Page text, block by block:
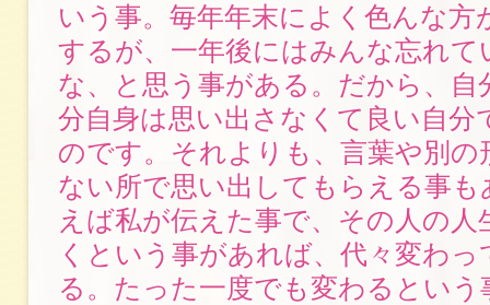
いう事。毎年年末によく色んな方
するが、一年後にはみんな忘れて
な、と思う事がある。だから、自
分自身は思い出さなくて良い自分
のです。それよりも、言葉や別の
ない所で思い出してもらえる事も
えば私が伝えた事で、その人の人
くという事があれば、代々変わ
る。たった一度でも変わるという